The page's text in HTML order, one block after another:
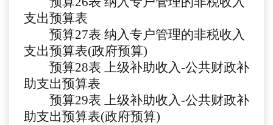
支出预算表
预算27表 纳入专户管理的非税收入
支出预算表(政府预算)
预算28表 上级补助收入-公共财政补
助支出预算表
预算29表 上级补助收入-公共财政补
助支出预算表(政府预算)